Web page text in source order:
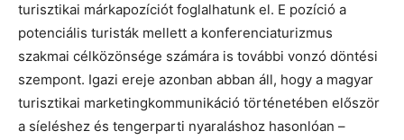
turisztikai márkapozíciót foglalhatunk el. E pozíció a
potenciális turisták mellett a konferenciaturizmus
szakmai célközönsége számára is további vonzó döntési
szempont. Igazi ereje azonban abban áll, hogy a magyar
turisztikai marketingkommunikáció történetében először
a síeléshez és tengerparti nyaraláshoz hasonlóan –